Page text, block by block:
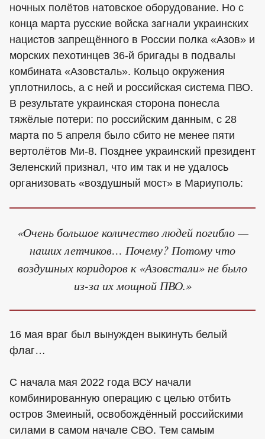
ночных полётов натовское оборудование. Но с
конца марта русские войска загнали украинских
нацистов запрещённого в России полка «Азов» и
морских пехотинцев 36-й бригады в подвалы
комбината «Азовсталь». Кольцо окружения
уплотнилось, а с ней и российская система ПВО.
В результате украинская сторона понесла
тяжёлые потери: по российским данным, с 28
марта по 5 апреля было сбито не менее пяти
вертолётов Ми-8. Позднее украинский президент
Зеленский признал, что им так и не удалось
организовать «воздушный мост» в Мариуполь:
«Очень большое количество людей погибло —
наших летчиков… Почему? Потому что
воздушных коридоров к «Азовстали» не было
из-за их мощной ПВО.»
16 мая враг был вынужден выкинуть белый
флаг…
С начала мая 2022 года ВСУ начали
комбинированную операцию с целью отбить
остров Змеиный, освобождённый российскими
силами в самом начале СВО. Тем самым